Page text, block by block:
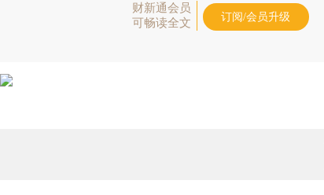
财新通会员
可畅读全文
订阅/会员升级